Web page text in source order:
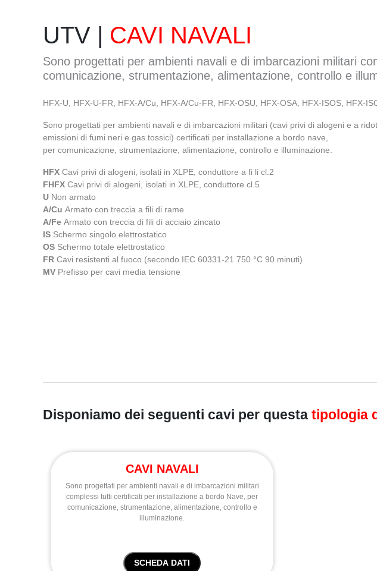
UTV | CAVI NAVALI
Sono progettati per ambienti navali e di imbarcazioni militari
comunicazione, strumentazione, alimentazione, controllo e
HFX-U, HFX-U-FR, HFX-A/Cu, HFX-A/Cu-FR, HFX-OSU, HFX-OSA, HFX-ISOS, HFX-
Sono progettati per ambienti navali e di imbarcazioni militari (cavi privi di alogeni e a
emissioni di fumi neri e gas tossici) certificati per installazione a bordo nave,
per comunicazione, strumentazione, alimentazione, controllo e illuminazione.
HFX Cavi privi di alogeni, isolati in XLPE, conduttore a fi li cl.2
FHFX Cavi privi di alogeni, isolati in XLPE, conduttore cl.5
U Non armato
A/Cu Armato con treccia a fili di rame
A/Fe Armato con treccia di fili di acciaio zincato
IS Schermo singolo elettrostatico
OS Schermo totale elettrostatico
FR Cavi resistenti al fuoco (secondo IEC 60331-21 750 °C 90 minuti)
MV Prefisso per cavi media tensione
Disponiamo dei seguenti cavi per questa tipologia
CAVI NAVALI
Sono progettati per ambienti navali e di imbarcazioni militari
complessi tutti certificati per installazione a bordo Nave, per
comunicazione, strumentazione, alimentazione, controllo e
illuminazione.
SCHEDA DATI